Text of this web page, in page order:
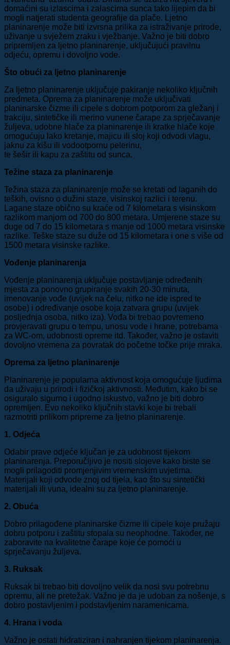
domaćini su izlascima i zalascima sunca tako lijepim da bi
mogli natjerati studenta geografije da plače. Ljetno
planinarenje može biti izvrsna prilika za istraživanje prirode,
uživanje u svježem zraku i vježbanje. Važno je biti dobro
pripremljen za ljetno planinarenje, uključujući pravilnu
odjeću, opremu i dovoljno vode.
Što obući za ljetno planinarenje
Za ljetno planinarenje uključuje pakiranje nekoliko ključnih
predmeta. Oprema za planinarenje može uključivati
planinarske čizme ili cipele s dobrom potporom za gležanj i
trakciju, sintetičke ili merino vunene čarape za sprječavanje
žuljeva, udobne hlače za planinarenje ili kratke hlače koje
omogućuju lako kretanje, majicu ili sloj koji odvodi vlagu,
jaknu za kišu ili vodootpornu pelerinu,
te šešir ili kapu za zaštitu od sunca.
Težine staza za planinarenje
Težina staza za planinarenje može se kretati od laganih do
teških, ovisno o dužini staze, visinskoj razlici i terenu.
Lagane staze obično su kraće od 7 kilometara s visinskom
razlikom manjom od 700 do 800 metara. Umjerene staze su
duge od 7 do 15 kilometara s manje od 1000 metara visinske
razlike. Teške staze su duže od 15 kilometara i one s više od
1500 metara visinske razlike.
Vođenje planinarenja
Vođenje planinarenja uključuje postavljanje određenih
mjesta za ponovno grupiranje svakih 20-30 minuta,
imenovanje vođe (uvijek na čelu, nitko ne ide ispred te
osobe) i određivanje osobe koja zatvara grupu (uvijek
posljednja osoba, nitko iza). Vođa bi trebao povremeno
provjeravati grupu o tempu, unosu vode i hrane, potrebama
za WC-om, udobnosti opreme itd. Također, važno je ostaviti
dovoljno vremena za povratak do početne točke prije mraka.
Oprema za ljetno planinarenje
Planinarenje je popularna aktivnost koja omogućuje ljudima
da uživaju u prirodi i fizičkoj aktivnosti. Međutim, kako bi se
osiguralo sigurno i ugodno iskustvo, važno je biti dobro
opremljen. Evo nekoliko ključnih stavki koje bi trebali
razmotriti prilikom pripreme za ljetno planinarenje.
1. Odjeća
Odabir prave odjeće ključan je za udobnost tijekom
planinarenja. Preporučljivo je nositi slojeve kako biste se
mogli prilagoditi promjenjivim vremenskim uvjetima.
Materijali koji odvode znoj od tijela, kao što su sintetički
materijali ili vuna, idealni su za ljetno planinarenje.
2. Obuća
Dobro prilagođene planinarske čizme ili cipele koje pružaju
dobru potporu i zaštitu stopala su neophodne. Također, ne
zaboravite na kvalitetne čarape koje će pomoći u
sprječavanju žuljeva.
3. Ruksak
Ruksak bi trebao biti dovoljno velik da nosi svu potrebnu
opremu, ali ne pretežak. Važno je da je udoban za nošenje, s
dobro postavljenim i podstavljenim naramenicama.
4. Hrana i voda
Važno je ostati hidratiziran i nahranjen tijekom planinarenja.